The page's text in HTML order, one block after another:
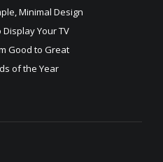
Minimal Design
Your TV
Good to Great
of the Year